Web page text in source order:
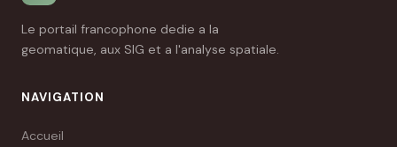
Le portail francophone dedie a la
geomatique, aux SIG et a l'analyse spatiale.
NAVIGATION
Accueil